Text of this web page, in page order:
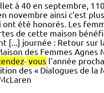
à 40 en septembre,
novembre ainsi c’est
ont été honorés. Les
de cette maison
[...] journée : Retour sur
des Femmes Agnes
- vous l’année
des « Dialogues de la